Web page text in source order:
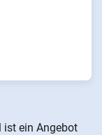
ist ein An­ge­bot